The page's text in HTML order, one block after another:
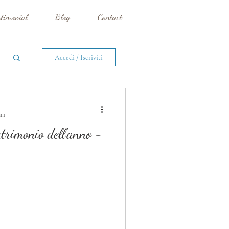
Blog Contact
Accedi / Iscriviti
dell'anno -